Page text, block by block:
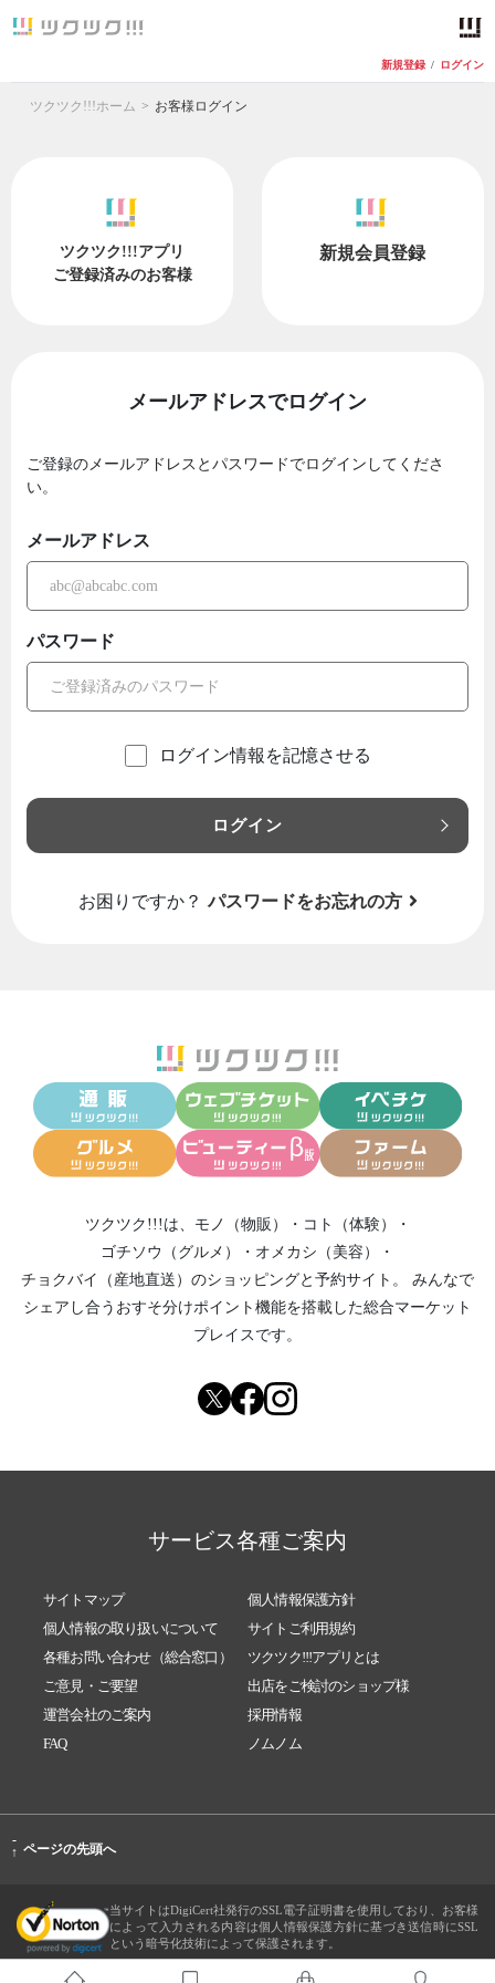
新規登録 / ログイン
ツクツク!!!ホーム お客様ログイン
ツクツク!!!アプリ
ご登録済みのお客様
新規会員登録
メールアドレスでログイン
ご登録のメールアドレスとパスワードでログインしてくださ
い。
メールアドレス
パスワード
ログイン情報を記憶させる
ログイン
お困りですか？ パスワードをお忘れの方
ツクツク!!!は、 モノ（物販） ・ コト（体験）
・
ゴチソウ（グルメ）
・ オメカシ（美容）
・
チョクバイ（産地直送） のショッピングと予約サイト。
みんなで
シェアし合う おすそ分けポイント機能を搭載した総合マーケット
プレイスです。
サービス各種ご案内
サイトマップ
個人情報保護方針
個人情報の取り扱いについて
サイトご利用規約
各種お問い合わせ（総合窓口）
ツクツク!!!アプリとは
ご意見・ご要望
出店をご検討のショップ様
運営会社のご案内
採用情報
FAQ
ノムノム
-
↑ ページの先頭へ
当サイトはDigiCert社発行のSSL電子証明書を使用しており、お客様
によって入力される内容は個人情報保護方針に基づき送信時にSSL
という暗号化技術によって保護されます。